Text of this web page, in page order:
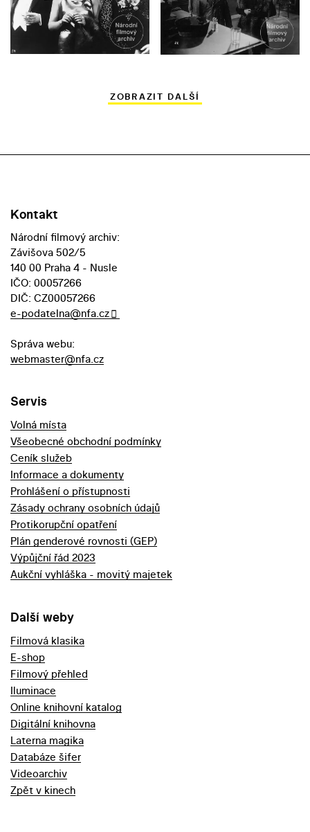
ZOBRAZIT DALŠÍ
Kontakt
Národní filmový archiv:
Závišova 502/5
140 00 Praha 4 - Nusle
IČO: 00057266
DIČ: CZ00057266
e-podatelna@nfa.cz
Správa webu:
webmaster@nfa.cz
Servis
Volná místa
Všeobecné obchodní podmínky
Ceník služeb
Informace a dokumenty
Prohlášení o přístupnosti
Zásady ochrany osobních údajů
Protikorupční opatření
Plán genderové rovnosti (GEP)
Výpůjční řád 2023
Aukční vyhláška - movitý majetek
Další weby
Filmová klasika
E-shop
Filmový přehled
Iluminace
Online knihovní katalog
Digitální knihovna
Laterna magika
Databáze šifer
Videoarchiv
Zpět v kinech